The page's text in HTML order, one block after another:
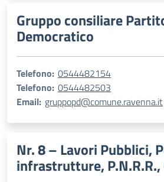
Gruppo consiliare
Democratico
Telefono: 0544482154
Telefono: 0544482503
Email: gruppopd@comune.ravenna.it
Nr. 8 – Lavori Pubblici,
infrastrutture, P.N.R.R.,